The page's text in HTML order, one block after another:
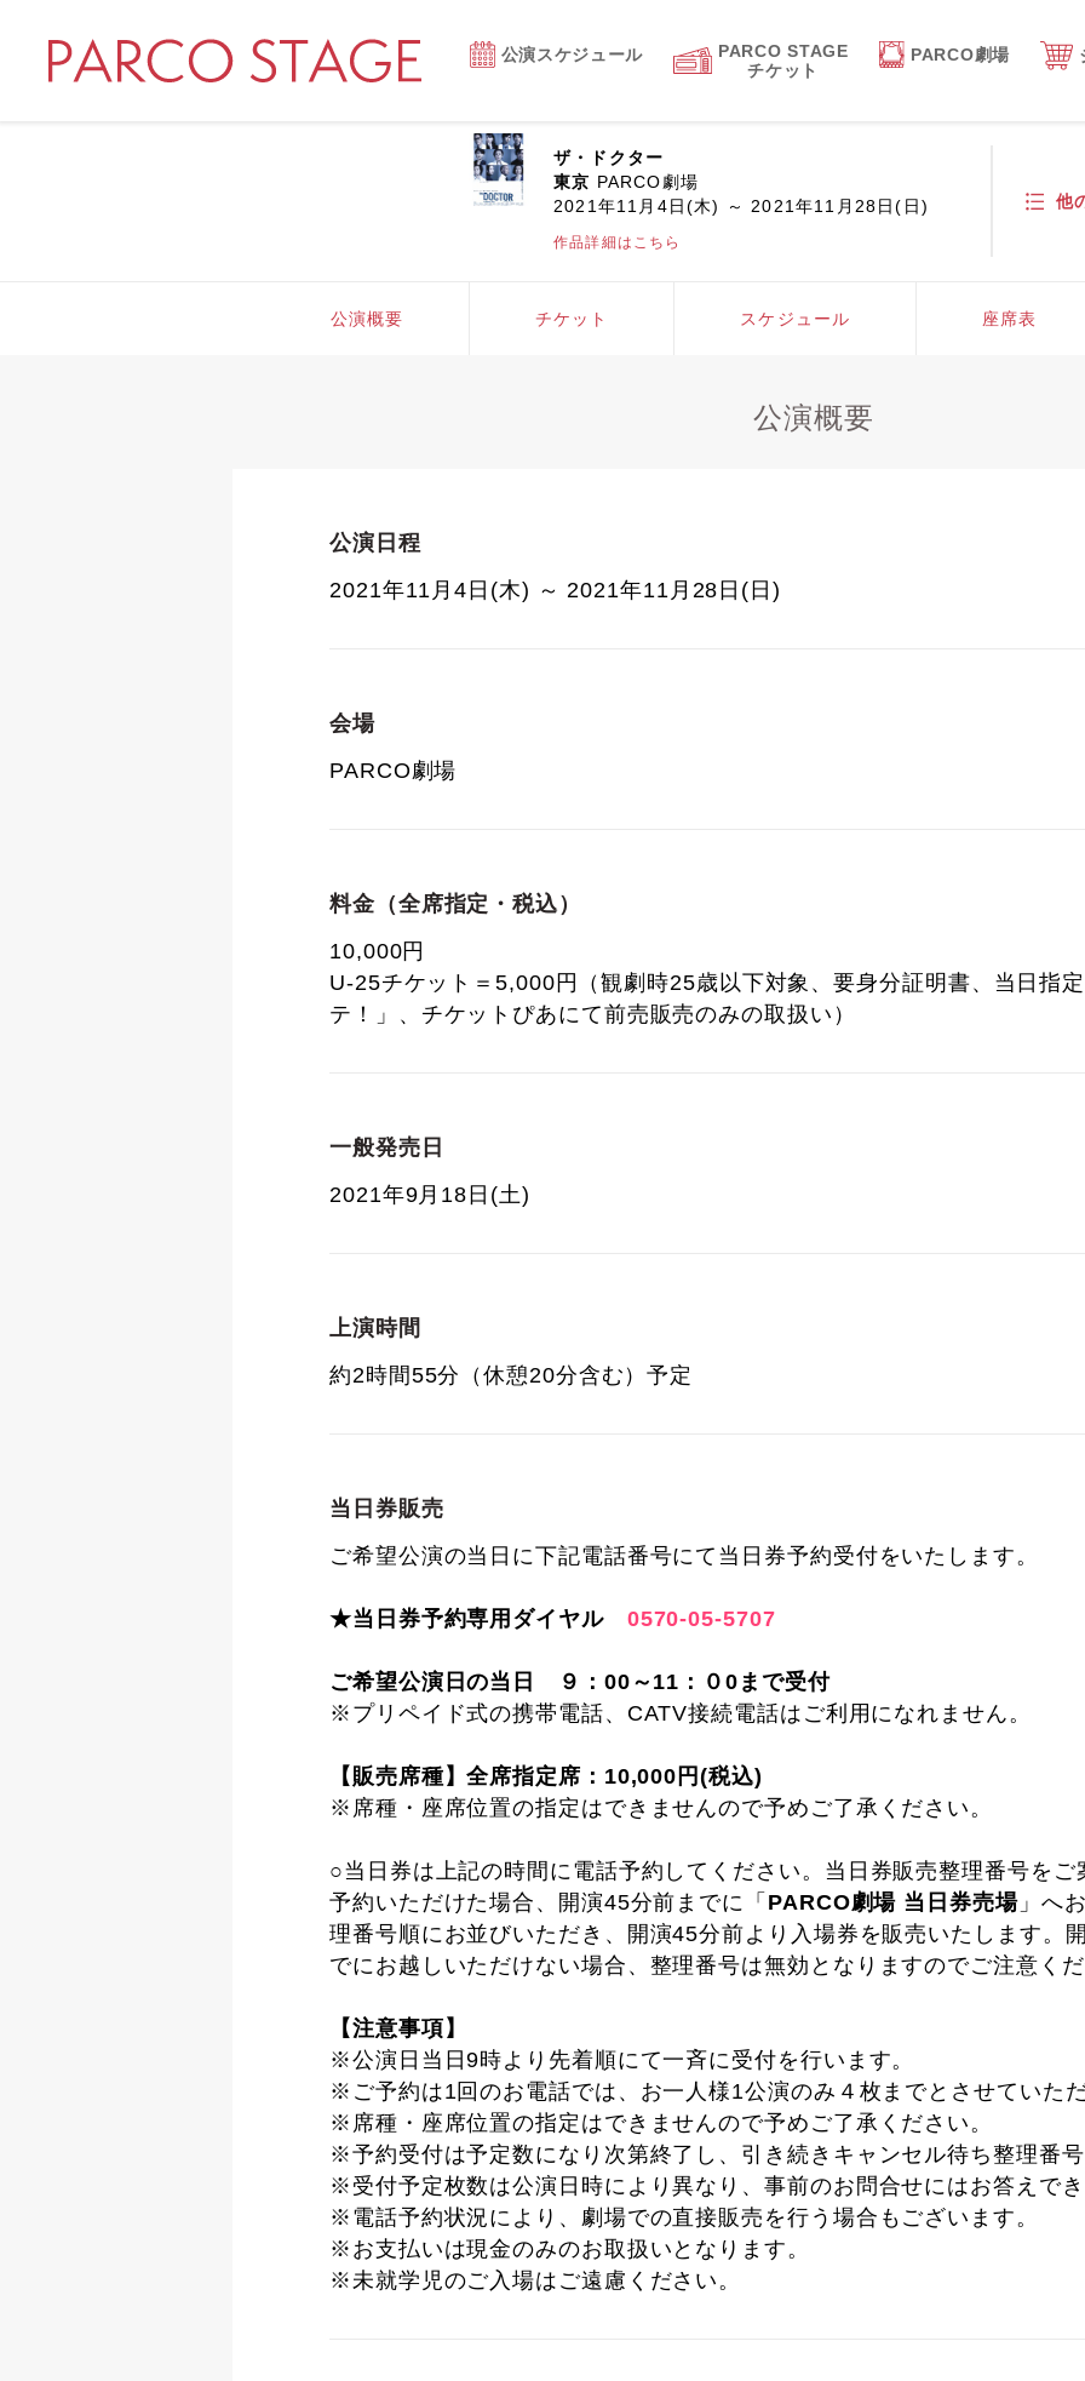
公演スケジュール
PARCO STAGE
チケット
PARCO劇場
ザ・ドクター
東京 PARCO劇場
2021年11月4日(木) ～ 2021年11月28日(日)
作品詳細はこちら
他
公演概要 チケット スケジュール 座席表
公演概要
公演日程
2021年11月4日(木) ～ 2021年11月28日(日)
会場
PARCO劇場
料金（全席指定・税込）
10,000円
U-25チケット＝5,000円（観劇時25歳以下対象、要身分証明書、当日指
テ！」、チケットぴあにて前売販売のみの取扱い）
一般発売日
2021年9月18日(土)
上演時間
約2時間55分（休憩20分含む）予定
当日券販売
ご希望公演の当日に下記電話番号にて当日券予約受付をいたします。
★当日券予約専用ダイヤル 0570-05-5707
ご希望公演日の当日 ９：00～11：０0まで受付
※プリペイド式の携帯電話、CATV接続電話はご利用になれません。
【販売席種】全席指定席：10,000円(税込)
※席種・座席位置の指定はできませんので予めご了承ください。
○当日券は上記の時間に電話予約してください。当日券販売整理番号をご
予約いただけた場合、開演45分前までに「 PARCO劇場 当日券売場」へ
理番号順にお並びいただき、開演45分前より入場券を販売いたします。
でにお越しいただけない場合、整理番号は無効となりますのでご注意く
【注意事項】
※公演日当日9時より先着順にて一斉に受付を行います。
※ご予約は1回のお電話では、お一人様1公演のみ４枚までとさせていた
※席種・座席位置の指定はできませんので予めご了承ください。
※予約受付は予定数になり次第終了し、引き続きキャンセル待ち整理番
※受付予定枚数は公演日時により異なり、事前のお問合せにはお答えで
※電話予約状況により、劇場での直接販売を行う場合もございます。
※お支払いは現金のみのお取扱いとなります。
※未就学児のご入場はご遠慮ください。